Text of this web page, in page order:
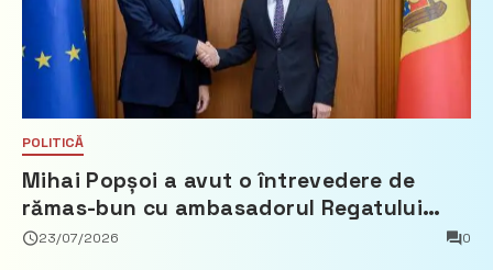
POLITICĂ
Mihai Popșoi a avut o întrevedere de
rămas-bun cu ambasadorul Regatului
Țărilor de Jos, Fred Duijn
23/07/2026 0